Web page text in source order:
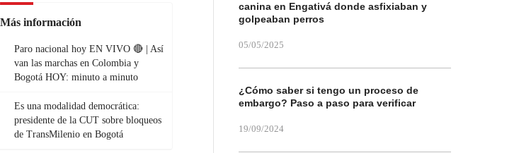
Más información
Paro nacional hoy EN VIVO 🔴 | Así
van las marchas en Colombia y
Bogotá HOY: minuto a minuto
Es una modalidad democrática:
presidente de la CUT sobre bloqueos
de TransMilenio en Bogotá
canina en Engativá donde asfixiaban y
golpeaban perros
05/05/2025
¿Cómo saber si tengo un proceso de
embargo? Paso a paso para verificar
19/09/2024